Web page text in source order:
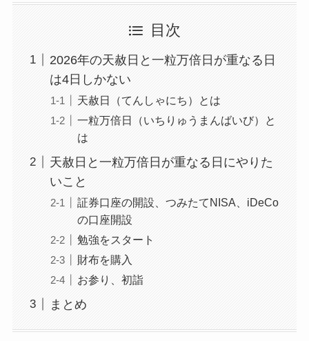
目次
2026年の天赦日と一粒万倍日が重なる日
は4日しかない
天赦日（てんしゃにち）とは
一粒万倍日（いちりゅうまんばいび）と
は
天赦日と一粒万倍日が重なる日にやりた
いこと
証券口座の開設、つみたてNISA、iDeCo
の口座開設
勉強をスタート
財布を購入
お参り、初詣
まとめ